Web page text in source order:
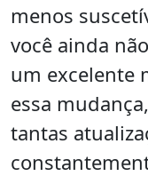
menos
você ainda
um excelente
essa
tantas